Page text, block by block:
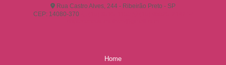
Rua Castro Alves, 244 - Ribeirão Preto - SP
CEP: 14080-370
Home